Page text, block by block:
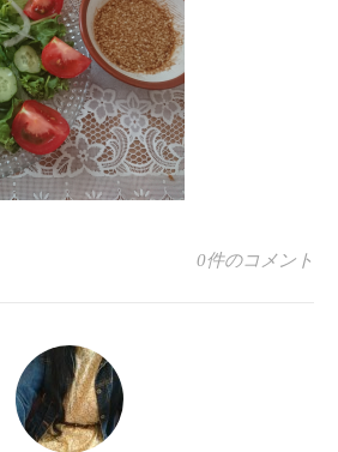
0件のコメント